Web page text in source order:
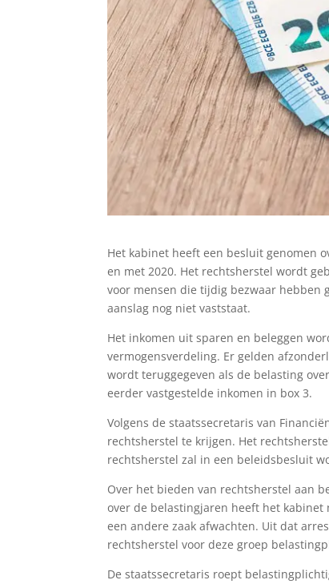
Het kabinet heeft een besluit genomen
en met 2020. Het rechtsherstel wordt
voor mensen die tijdig bezwaar hebben
aanslag nog niet vaststaat.
Het inkomen uit sparen en beleggen
vermogensverdeling. Er gelden
wordt teruggegeven als de belasting
eerder vastgestelde inkomen in box 3.
Volgens de staatssecretaris van
rechtsherstel te krijgen. Het
rechtsherstel zal in een beleidsbesluit
Over het bieden van rechtsherstel aan
over de belastingjaren heeft het kabinet
een andere zaak afwachten. Uit dat
rechtsherstel voor deze groep
De staatssecretaris roept